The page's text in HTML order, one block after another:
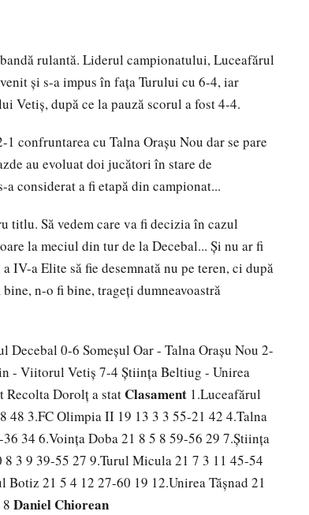
rulantă. Liderul campionatului, Luceafărul
şi s-a impus în faţa Turului cu 6-4, iar
Vetiş, după ce la pauză scorul a fost 4-4.
confruntarea cu Talna Oraşu Nou dar se pare
au evoluat doi jucători în stare de
a considerat a fi etapă din campionat...
titlu. Să vedem care va fi decizia în cazul
la meciul din tur de la Decebal... Şi nu ar fi
IV-a Elite să fie desemnată nu pe teren, ci după
n-o fi bine, trageţi dumneavoastră
Decebal 0-6 Someşul Oar - Talna Oraşu Nou 2-
- Viitorul Vetiş 7-4 Ştiinţa Beltiug - Unirea
Recolta Dorolţ a stat­ Clasament 1.Luceafărul
48 3.FC Olimpia II 19 13 3 3 55-21 42 4.Talna
34 6.Voinţa Doba 21 8 5 8 59-56 29 7.Ştiinţa
3 9 39-55 27 9.Turul Micula 21 7 3 11 45-54
21 5 4 12 27-60 19 12.Unirea Tăşnad 21
Daniel Chiorean